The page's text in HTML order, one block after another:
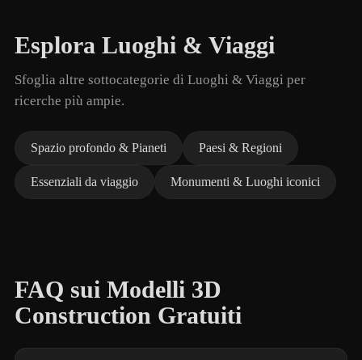
Esplora Luoghi & Viaggi
Sfoglia altre sottocategorie di Luoghi & Viaggi per
ricerche più ampie.
Spazio profondo & Pianeti Paesi & Regioni
Essenziali da viaggio Monumenti & Luoghi iconici
FAQ sui Modelli 3D
Construction Gratuiti